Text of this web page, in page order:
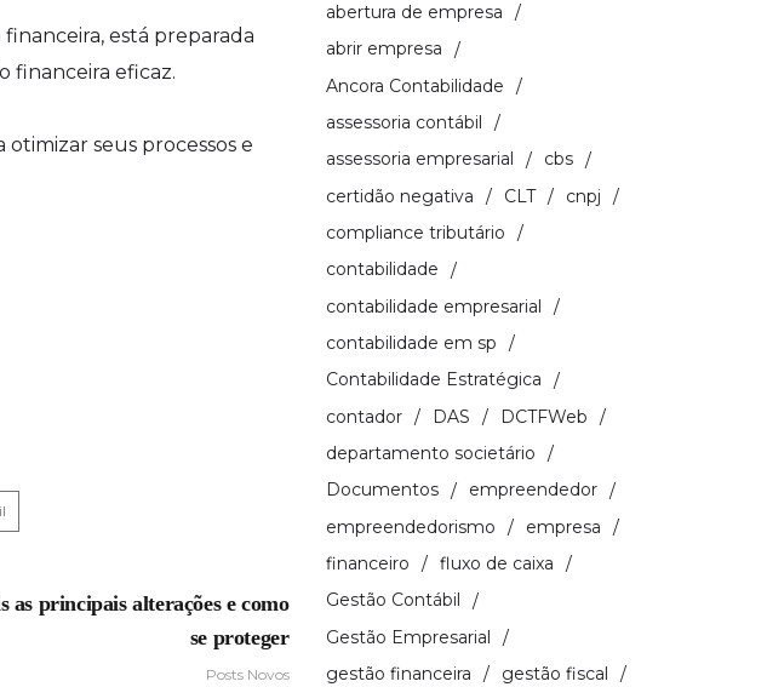
está preparada
financeira eficaz.
seus processos e
as principais alterações e como
se proteger
Posts Novos
abertura de empresa
abrir empresa
Ancora Contabilidade
assessoria contábil
assessoria empresarial
cbs
certidão negativa
CLT
cnpj
compliance tributário
contabilidade
contabilidade empresarial
contabilidade em sp
Contabilidade Estratégica
contador
DAS
DCTFWeb
departamento societário
Documentos
empreendedor
empreendedorismo
empresa
financeiro
fluxo de caixa
Gestão Contábil
Gestão Empresarial
gestão financeira
gestão fiscal